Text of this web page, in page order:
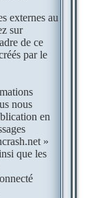
externes au
sur
de ce
par le
nous
en
»
que les